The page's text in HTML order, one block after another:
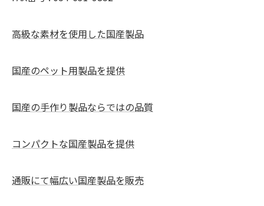
高級な素材を使用した国産製品
国産のペット用製品を提供
国産の手作り製品ならではの品質
コンパクトな国産製品を提供
通販にて幅広い国産製品を販売